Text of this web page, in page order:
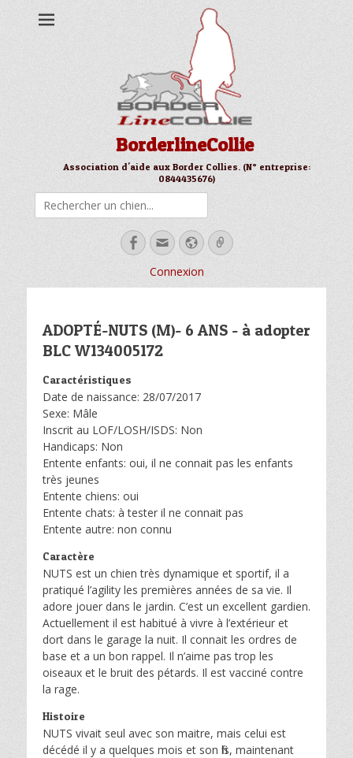
BorderlineCollie
Association d'aide aux Border Collies. (N° entreprise:
0844435676)
Facebook
EmailSite
web
Link
Connexion
ADOPTÉ-NUTS (M)- 6 ANS - à adopter
BLC W134005172
Caractéristiques
Date de naissance: 28/07/2017
Sexe: Mâle
Inscrit au LOF/LOSH/ISDS: Non
Handicaps: Non
Entente enfants: oui, il ne connait pas les enfants
très jeunes
Entente chiens: oui
Entente chats: à tester il ne connait pas
Entente autre: non connu
Caractère
NUTS est un chien très dynamique et sportif, il a
pratiqué l’agility les premières années de sa vie. Il
adore jouer dans le jardin. C’est un excellent gardien.
Actuellement il est habitué à vivre à l’extérieur et
dort dans le garage la nuit. Il connait les ordres de
base et a un bon rappel. Il n’aime pas trop les
oiseaux et le bruit des pétards. Il est vacciné contre
la rage.
Histoire
NUTS vivait seul avec son maitre, mais celui est
décédé il y a quelques mois et son fils, maintenant